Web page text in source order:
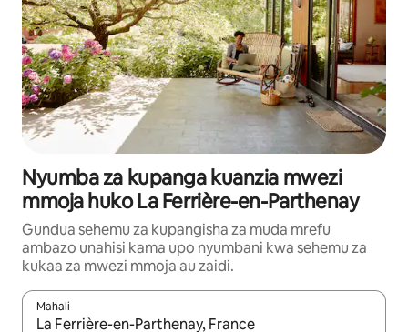
Nyumba za kupanga kuanzia mwezi
mmoja huko La Ferrière-en-Parthenay
Gundua sehemu za kupangisha za muda mrefu
ambazo unahisi kama upo nyumbani kwa sehemu za
kukaa za mwezi mmoja au zaidi.
Mahali
Wakati matokeo yanapatikana, vinjari kwa kutumia vitufe vya